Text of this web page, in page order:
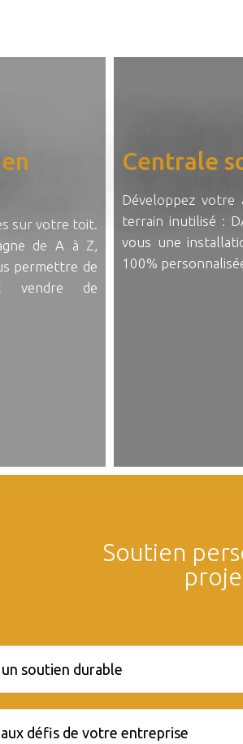
sur votre toit.
de A à Z,
permettre de
vendre de
Centrale
Développez
terrain inutilisé :
vous une
100%
Soutien
soutien durable
défis de votre entreprise